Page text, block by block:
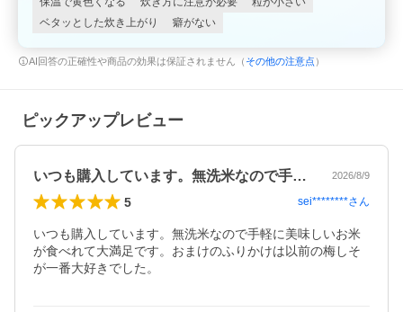
ベタッとした炊き上がり
癖がない
AI回答の正確性や商品の効果は保証されません（ その他の注意点 ）
ピックアップレビュー
いつも購入しています。無洗米なので手軽… 2026/8/9
5 sei********さん
いつも購入しています。無洗米なので手軽に美味しいお米
が食べれて大満足です。おまけのふりかけは以前の梅しそ
が一番大好きでした。